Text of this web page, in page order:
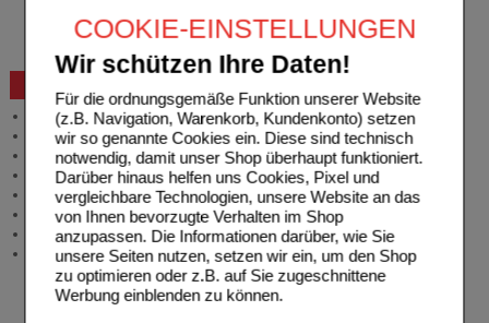
COOKIE-EINSTELLUNGEN
Wir schützen Ihre Daten!
Für die ordnungsgemäße Funktion unserer Website
(z.B. Navigation, Warenkorb, Kundenkonto) setzen
wir so genannte Cookies ein. Diese sind technisch
notwendig, damit unser Shop überhaupt funktioniert.
Darüber hinaus helfen uns Cookies, Pixel und
vergleichbare Technologien, unsere Website an das
von Ihnen bevorzugte Verhalten im Shop
anzupassen. Die Informationen darüber, wie Sie
unsere Seiten nutzen, setzen wir ein, um den Shop
zu optimieren oder z.B. auf Sie zugeschnittene
Werbung einblenden zu können.
Problembehebung
Allgemeine Information
Produktberatung
Meldung Arzneimittelrisiken
Zuzahlungsfreie Arzneien
Angebote & Downloads
Newsletter
Neukundenprämie
Stellenangebote